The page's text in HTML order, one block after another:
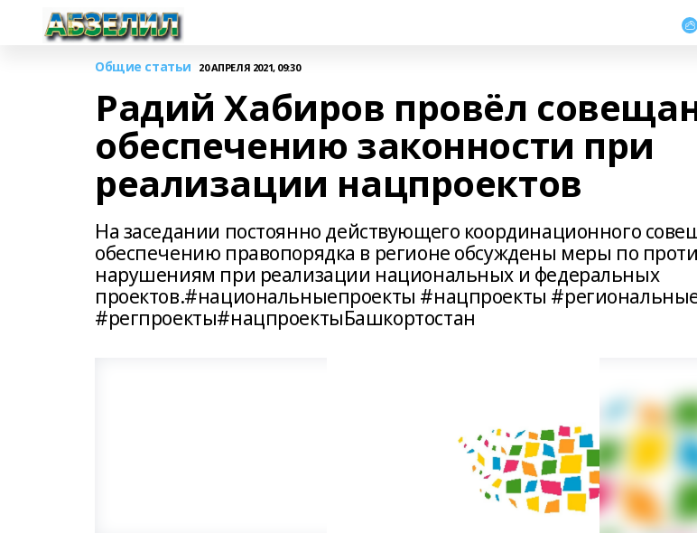
Общие статьи 20 АПРЕЛЯ 2021, 09:30
Радий Хабиров провёл
обеспечению законности при
реализации нацпроектов
На заседании постоянно действующего координационного
обеспечению правопорядка в регионе обсуждены меры по
нарушениям при реализации национальных и федеральных
проектов.#национальныепроекты #нацпроекты
#регпроекты#нацпроектыБашкортостан